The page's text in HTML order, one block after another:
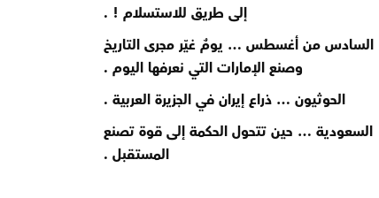
إلى طريق للاستسلام ! .
السادس من أغسطس … يومٌ غيّر مجرى التاريخ
وصنع الإمارات التي نعرفها اليوم .
الحوثيون … ذراع إيران في الجزيرة العربية .
السعودية … حين تتحول الحكمة إلى قوة تصنع
المستقبل .